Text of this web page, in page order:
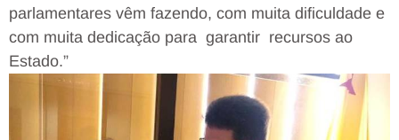
parlamentares vêm fazendo, com muita dificuldade e
com muita dedicação para garantir recursos ao
Estado.”